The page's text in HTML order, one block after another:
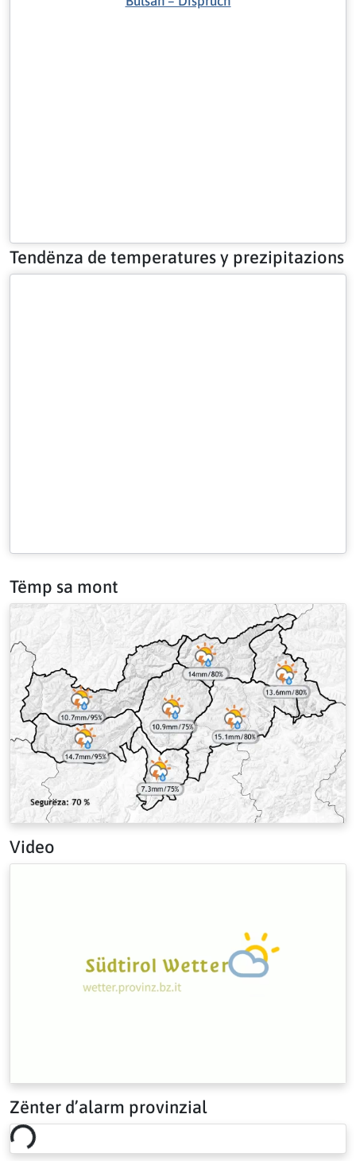
Tendënza de temperatures y prezipitazions
Tëmp sa mont
Video
Zënter d’alarm provinzial
Loading risk overview…